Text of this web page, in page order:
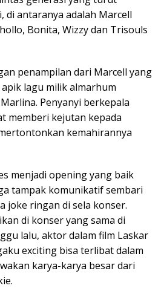
di antaranya adalah Marcell
Bonita, Wizzy dan Trisouls
penampilan dari Marcell yang
lagu milik almarhum
Penyanyi berkepala
memberi kejutan kepada
kemahirannya
menjadi opening yang baik
tampak komunikatif sembari
joke ringan di sela konser.
di konser yang sama di
lalu, aktor dalam film Laskar
exciting bisa terlibat dalam
karya-karya besar dari